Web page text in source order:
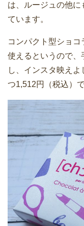
は、ルージュの他
ています。
コンパクト型ショコ
使えるというので、
し、インスタ映え
つ1,512円（税込）で